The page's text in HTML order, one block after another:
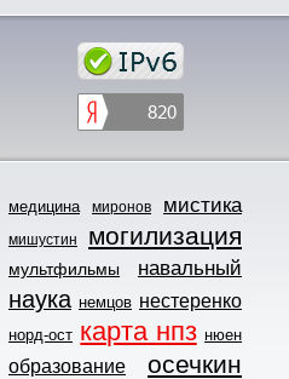
медицина миронов мистика
мишустин могилизация
мультфильмы навальный
наука немцов нестеренко
норд-ост карта нпз нюен
образование осечкин